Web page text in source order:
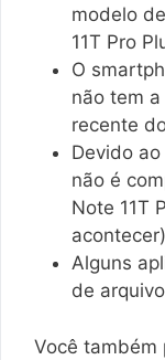
modelo
11T Pro
O
não tem
recente
Devido
não é
Note 11T
Alguns
de
Você também